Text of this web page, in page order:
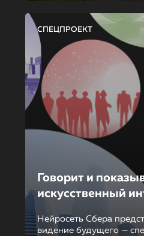
СПЕЦПРОЕКТ
Говорит и
искусственный
Нейросеть Сбера
видение будущего —